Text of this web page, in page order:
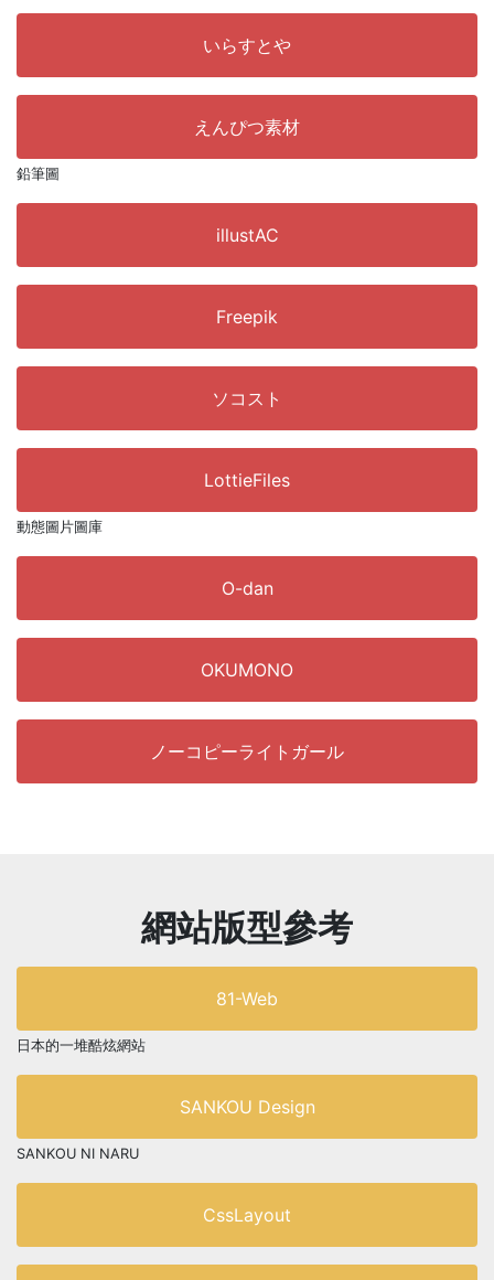
いらすとや
えんぴつ素材
鉛筆圖
illustAC
Freepik
ソコスト
LottieFiles
動態圖片圖庫
O-dan
OKUMONO
ノーコピーライトガール
網站版型參考
81-Web
日本的一堆酷炫網站
SANKOU Design
SANKOU NI NARU
CssLayout